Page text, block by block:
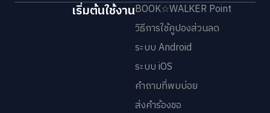
เริ่มต้นใช้งานBOOK☆WALKER Point
วิธีการใช้คูปองส่วนลด
ระบบ Android
ระบบ iOS
คำถามที่พบบ่อย
ส่งคำร้องขอ